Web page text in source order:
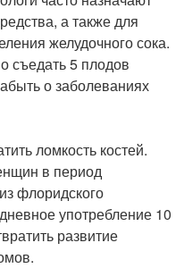
а также для
желудочного сока.
съедать 5 плодов
о заболеваниях
ломкость костей.
в период
флоридского
употребление 10
развитие